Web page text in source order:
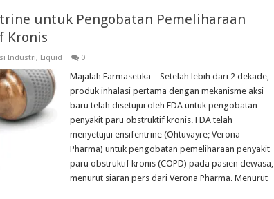
untuk Pengobatan Pemeliharaan
Kronis
Industri, Liquid 0
Majalah Farmasetika – Setelah lebih dari 2 dekade,
produk inhalasi pertama dengan mekanisme aksi
baru telah disetujui oleh FDA untuk pengobatan
penyakit paru obstruktif kronis. FDA telah
menyetujui ensifentrine (Ohtuvayre; Verona
Pharma) untuk pengobatan pemeliharaan penyakit
paru obstruktif kronis (COPD) pada pasien dewasa,
menurut siaran pers dari Verona Pharma. Menurut